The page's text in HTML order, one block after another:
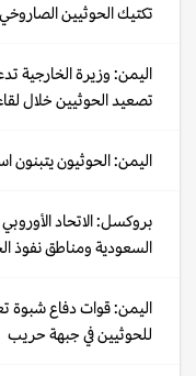
تكتيك الحوثيين الصاروخي
اليمن: وزيرة الخارجية
تصعيد الحوثيين خلال
اليمن: الحوثيون
بروكسل: الاتحاد
السعودية ومناطق نفوذ
اليمن: قوات دفاع شبوة
للحوثيين في جبهة حريب